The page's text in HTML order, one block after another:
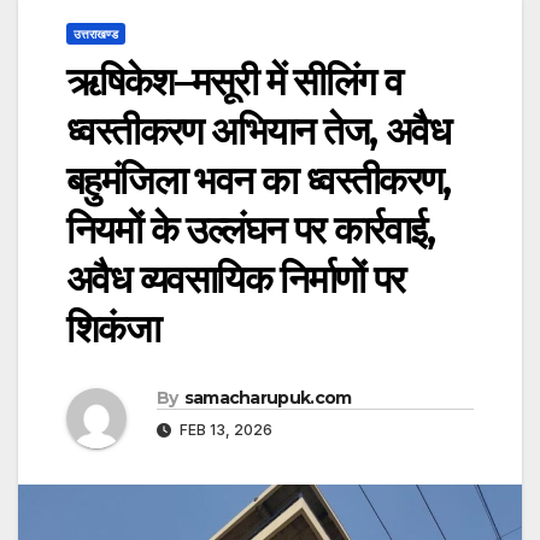
उत्तराखण्ड
ऋषिकेश–मसूरी में सीलिंग व
ध्वस्तीकरण अभियान तेज, अवैध
बहुमंजिला भवन का ध्वस्तीकरण,
नियमों के उल्लंघन पर कार्रवाई,
अवैध व्यवसायिक निर्माणों पर
शिकंजा
By samacharupuk.com
FEB 13, 2026